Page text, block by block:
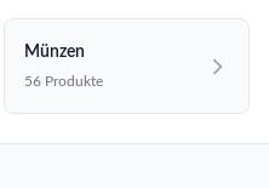
Münzen
56 Produkte